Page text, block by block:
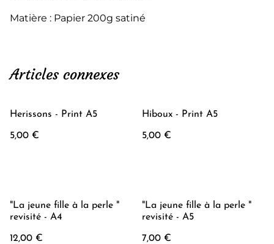
Matière : Papier 200g satiné
Articles connexes
Herissons - Print A5
5,00 €
Hiboux - Print A5
5,00 €
"La jeune fille à la perle "
revisité - A4
12,00 €
"La jeune fille à la perle "
revisité - A5
7,00 €